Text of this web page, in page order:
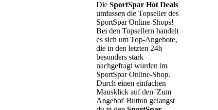
Die SportSpar Hot Deals
umfassen die Topseller des
SportSpar Online-Shops!
Bei den Topsellern handelt
es sich um Top-Angebote,
die in den letzten 24h
besonders stark
nachgefragt wurden im
SportSpar Online-Shop.
Durch einen einfachen
Mausklick auf den 'Zum
Angebot' Button gelangst